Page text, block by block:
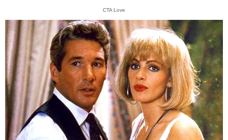
CTA Love